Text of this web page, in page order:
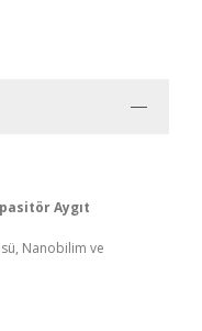
Aygıt
Nanobilim ve